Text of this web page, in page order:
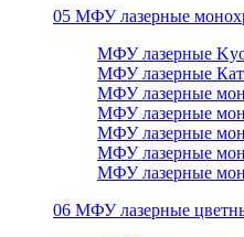
05 МФУ лазерные
МФУ лазерные
МФУ лазерные
МФУ лазерные
МФУ лазерные
МФУ лазерные
МФУ лазерные
МФУ лазерные
06 МФУ лазерные